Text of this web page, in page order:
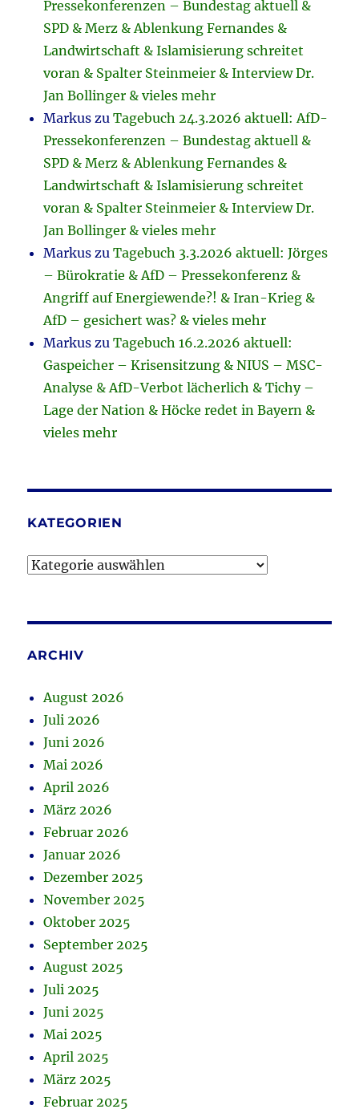
Pressekonferenzen – Bundestag aktuell &
SPD & Merz & Ablenkung Fernandes &
Landwirtschaft & Islamisierung schreitet
voran & Spalter Steinmeier & Interview Dr.
Jan Bollinger & vieles mehr
Markus zuTagebuch 24.3.2026 aktuell: AfD-
Pressekonferenzen – Bundestag aktuell &
SPD & Merz & Ablenkung Fernandes &
Landwirtschaft & Islamisierung schreitet
voran & Spalter Steinmeier & Interview Dr.
Jan Bollinger & vieles mehr
Markus zuTagebuch 3.3.2026 aktuell: Jörges
– Bürokratie & AfD – Pressekonferenz &
Angriff auf Energiewende?! & Iran-Krieg &
AfD – gesichert was? & vieles mehr
Markus zuTagebuch 16.2.2026 aktuell:
Gaspeicher – Krisensitzung & NIUS – MSC-
Analyse & AfD-Verbot lächerlich & Tichy –
Lage der Nation & Höcke redet in Bayern &
vieles mehr
KATEGORIEN
Kategorien
ARCHIV
August 2026
Juli 2026
Juni 2026
Mai 2026
April 2026
März 2026
Februar 2026
Januar 2026
Dezember 2025
November 2025
Oktober 2025
September 2025
August 2025
Juli 2025
Juni 2025
Mai 2025
April 2025
März 2025
Februar 2025